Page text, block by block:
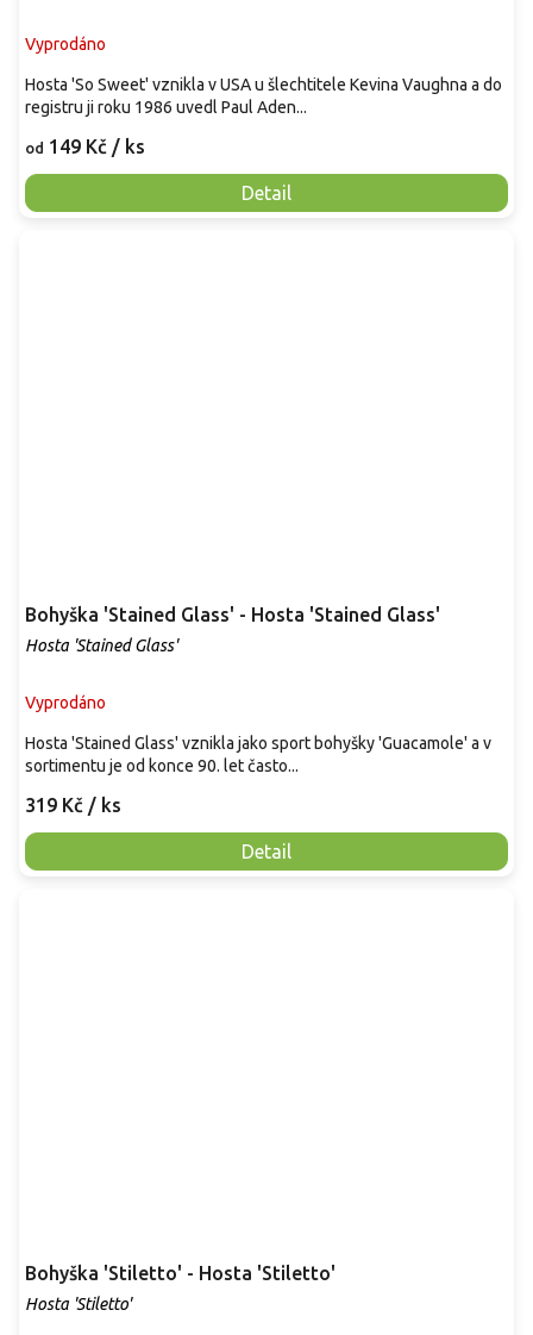
Vyprodáno
od 149 Kč / ks
Detail
Hosta 'So Sweet' vznikla v USA u šlechtitele Kevina Vaughna a do
registru ji roku 1986 uvedl Paul Aden...
Bohyška 'Stained Glass' - Hosta 'Stained Glass'
Hosta 'Stained Glass'
Vyprodáno
319 Kč / ks
Detail
Hosta 'Stained Glass' vznikla jako sport bohyšky 'Guacamole' a v
sortimentu je od konce 90. let často...
Bohyška 'Stiletto' - Hosta 'Stiletto'
Hosta 'Stiletto'